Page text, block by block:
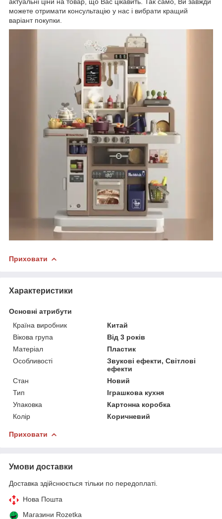
актуальні ціни на товар, що Вас цікавить. Так само, Ви завжди
можете отримати консультацію у нас і вибрати кращий
варіант покупки.
Приховати
Характеристики
Основні атрибути
Країна виробник
Китай
Вікова група
Від 3 років
Матеріал
Пластик
Особливості
Звукові ефекти, Світлові
ефекти
Стан
Новий
Тип
Іграшкова кухня
Упаковка
Картонна коробка
Колір
Коричневий
Приховати
Умови доставки
Доставка здійснюється тільки по передоплаті.
Нова Пошта
Магазини Rozetka